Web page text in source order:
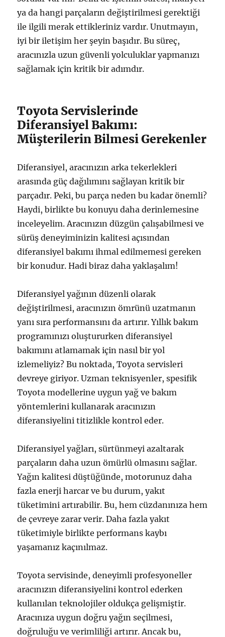
ya da hangi parçaların değiştirilmesi gerektiği
ile ilgili merak ettikleriniz vardır. Unutmayın,
iyi bir iletişim her şeyin başıdır. Bu süreç,
aracınızla uzun güvenli yolculuklar yapmanızı
sağlamak için kritik bir adımdır.
Toyota Servislerinde
Diferansiyel Bakımı:
Müşterilerin Bilmesi Gerekenler
Diferansiyel, aracınızın arka tekerlekleri
arasında güç dağılımını sağlayan kritik bir
parçadır. Peki, bu parça neden bu kadar önemli?
Haydi, birlikte bu konuyu daha derinlemesine
inceleyelim. Aracınızın düzgün çalışabilmesi ve
sürüş deneyiminizin kalitesi açısından
diferansiyel bakımı ihmal edilmemesi gereken
bir konudur. Hadi biraz daha yaklaşalım!
Diferansiyel yağının düzenli olarak
değiştirilmesi, aracınızın ömrünü uzatmanın
yanı sıra performansını da artırır. Yıllık bakım
programınızı oluştururken diferansiyel
bakımını atlamamak için nasıl bir yol
izlemeliyiz? Bu noktada, Toyota servisleri
devreye giriyor. Uzman teknisyenler, spesifik
Toyota modellerine uygun yağ ve bakım
yöntemlerini kullanarak aracınızın
diferansiyelini titizlikle kontrol eder.
Diferansiyel yağları, sürtünmeyi azaltarak
parçaların daha uzun ömürlü olmasını sağlar.
Yağın kalitesi düştüğünde, motorunuz daha
fazla enerji harcar ve bu durum, yakıt
tüketimini artırabilir. Bu, hem cüzdanınıza hem
de çevreye zarar verir. Daha fazla yakıt
tüketimiyle birlikte performans kaybı
yaşamanız kaçınılmaz.
Toyota servisinde, deneyimli profesyoneller
aracınızın diferansiyelini kontrol ederken
kullanılan teknolojiler oldukça gelişmiştir.
Aracınıza uygun doğru yağın seçilmesi,
doğruluğu ve verimliliği artırır. Ancak bu,